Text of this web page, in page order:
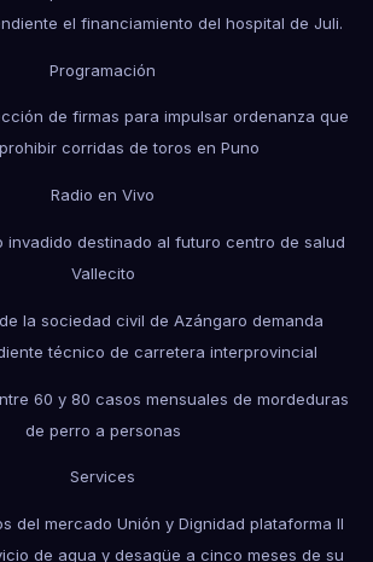
el financiamiento del hospital de Juli.
Programación
de firmas para impulsar ordenanza que
corridas de toros en Puno
Radio en Vivo
invadido destinado al futuro centro de salud
Vallecito
la sociedad civil de Azángaro demanda
técnico de carretera interprovincial
60 y 80 casos mensuales de mordeduras
de perro a personas
Services
del mercado Unión y Dignidad plataforma II
de agua y desagüe a cinco meses de su